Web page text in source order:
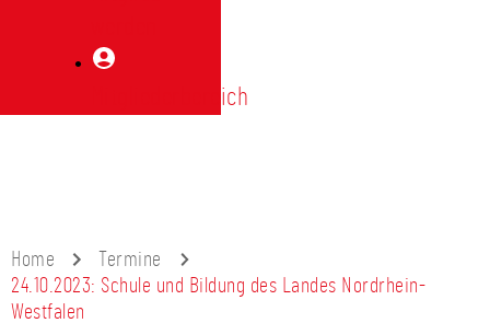
Mitgliederbereich
Home
Termine
24.10.2023: Schule und Bildung des Landes Nordrhein-
Westfalen